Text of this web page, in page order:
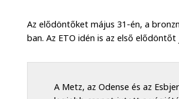
Az elődöntőket május 31-én, a
ban. Az ETO idén is az első
A Metz, az Odense és az